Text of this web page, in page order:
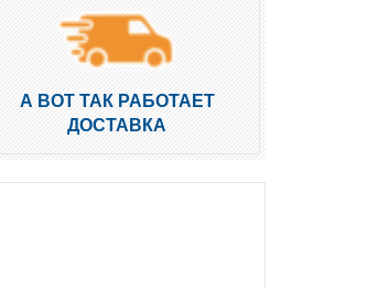
А ВОТ ТАК РАБОТАЕТ
ДОСТАВКА